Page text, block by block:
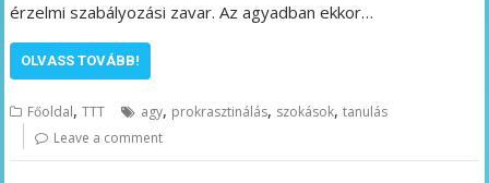
érzelmi szabályozási zavar. Az agyadban ekkor…
OLVASS TOVÁBB!
Főoldal,TTT agy, prokrasztinálás, szokások,tanulás
Leave a comment